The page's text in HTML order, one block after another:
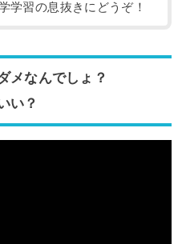
学習の息抜きにどうぞ！
メなんでしょ？
い？